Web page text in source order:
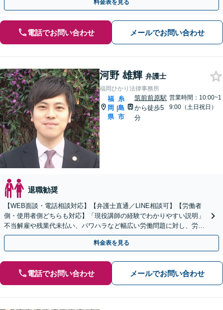
料金表を見る
電話でお問い合わせ メールでお問い合わせ
河野 雄輝 弁護士
福岡ひかり法律事務所
福
岡
県
|
糸
島
市
筑前前原駅
から徒歩5
分
営業時間：10:00~1
9:00（土日祝日）
退職勧奨
【WEB面談・電話相談対応】【弁護士直通／LINE相談可】【労働者
側・使用者側どちらも対応】「現役講師の経験でわかりやすい説明」
不当解雇や残業代未払い、パワハラなど幅広い労働問題に対し、労働
者の方々の心情を深く理解したサポートを行います。
料金表を見る
電話でお問い合わせ メールでお問い合わせ